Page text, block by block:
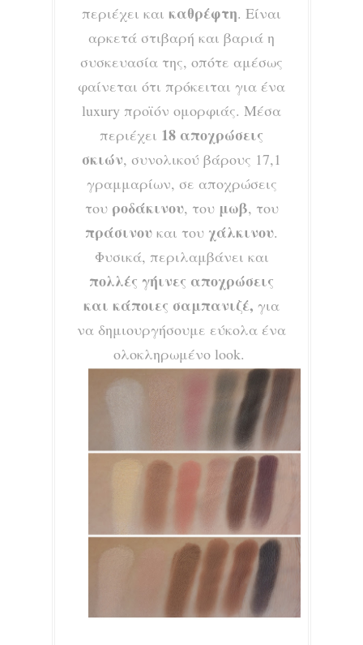
περιέχει και καθρέφτη. Είναι
αρκετά στιβαρή και βαριά η
συσκευασία της, οπότε αμέσως
φαίνεται ότι πρόκειται για ένα
luxury προϊόν ομορφιάς. Μέσα
περιέχει 18 αποχρώσεις
σκιών, συνολικού βάρους 17,1
γραμμαρίων, σε αποχρώσεις
του ροδάκινου, του μωβ, του
πράσινου και του χάλκινου.
Φυσικά, περιλαμβάνει και
πολλές γήινες αποχρώσεις
και κάποιες σαμπανιζέ, για
να δημιουργήσουμε εύκολα ένα
ολοκληρωμένο look.